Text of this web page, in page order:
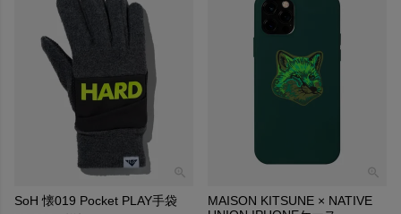
SoH 懐019 Pocket PLAY手袋
MAISON KITSUNE × NATIVE